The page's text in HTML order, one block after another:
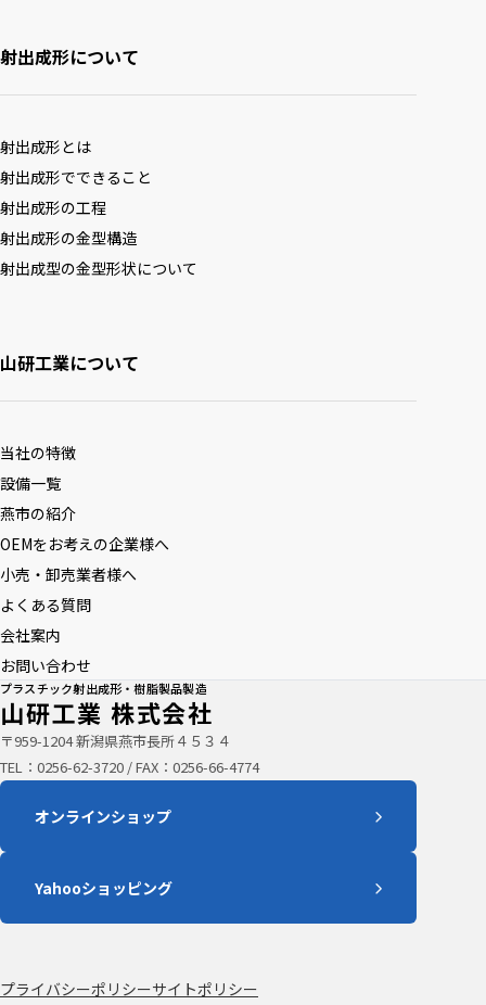
射出成形について
射出成形とは
射出成形でできること
射出成形の工程
射出成形の金型構造
射出成型の金型形状について
山研工業について
当社の特徴
設備一覧
燕市の紹介
OEMをお考えの企業様へ
小売・卸売業者様へ
よくある質問
会社案内
お問い合わせ
プラスチック射出成形・樹脂製品製造
山研工業 株式会社
〒959-1204 新潟県燕市長所４５３４
TEL： 0256-62-3720 / FAX：0256-66-4774
オンラインショップ
Yahooショッピング
プライバシーポリシーサイトポリシー